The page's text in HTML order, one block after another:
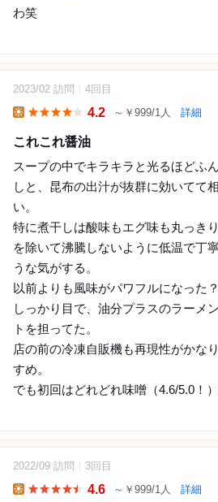
わ笑
2023/02 訪問 4回目
4.2 ～￥999/1人 詳細
これこれ醤油
スープの中でキラキラと光るほどふ
しと、昆布の出汁が抜群に効いてて
い。
特に煮干しは酸味もエグ味も丸っき
を除いて沸騰しないように低温で丁
うな気がする。
以前よりも風味がパワフルになった
しっかり目で、油分プラスのラーメ
トを担ってた。
店の前の冷凍自販機も再現性がかな
すめ。
でも初回はどれどれ味噌（4.6/5.0！
2022/09 訪問 3回目
4.6 ～￥999/1人 詳細